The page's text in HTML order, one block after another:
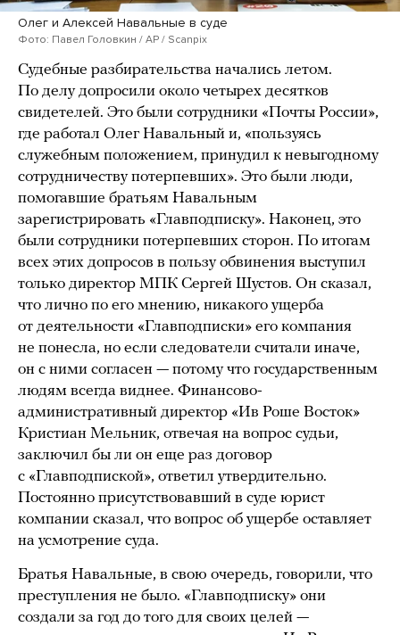
Олег и Алексей Навальные в суде
Фото: Павел Головкин / AP / Scanpix
Судебные разбирательства начались летом.
По делу допросили около четырех десятков
свидетелей. Это были сотрудники «Почты России»,
где работал Олег Навальный и, «пользуясь
служебным положением, принудил к невыгодному
сотрудничеству потерпевших». Это были люди,
помогавшие братьям Навальным
зарегистрировать «Главподписку». Наконец, это
были сотрудники потерпевших сторон. По итогам
всех этих допросов в пользу обвинения выступил
только директор МПК Сергей Шустов. Он сказал,
что лично по его мнению, никакого ущерба
от деятельности «Главподписки» его компания
не понесла, но если следователи считали иначе,
он с ними согласен — потому что государственным
людям всегда виднее. Финансово-
административный директор «Ив Роше Восток»
Кристиан Мельник, отвечая на вопрос судьи,
заключил бы ли он еще раз договор
с «Главподпиской», ответил утвердительно.
Постоянно присутствовавший в суде юрист
компании сказал, что вопрос об ущербе оставляет
на усмотрение суда.
Братья Навальные, в свою очередь, говорили, что
преступления не было. «Главподписку» они
создали за год до того для своих целей —